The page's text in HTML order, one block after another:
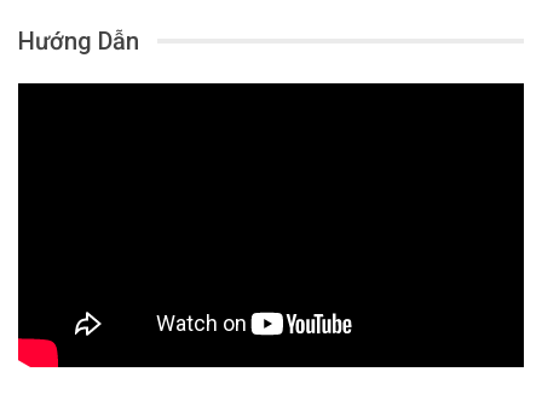
Hướng Dẫn